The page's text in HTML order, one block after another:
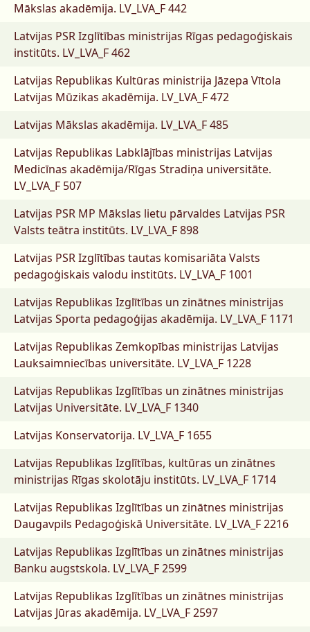
Mākslas akadēmija. LV_LVA_F 442
Latvijas PSR Izglītības ministrijas Rīgas pedagoģiskais
institūts. LV_LVA_F 462
Latvijas Republikas Kultūras ministrija Jāzepa Vītola
Latvijas Mūzikas akadēmija. LV_LVA_F 472
Latvijas Mākslas akadēmija. LV_LVA_F 485
Latvijas Republikas Labklājības ministrijas Latvijas
Medicīnas akadēmija/Rīgas Stradiņa universitāte.
LV_LVA_F 507
Latvijas PSR MP Mākslas lietu pārvaldes Latvijas PSR
Valsts teātra institūts. LV_LVA_F 898
Latvijas PSR Izglītības tautas komisariāta Valsts
pedagoģiskais valodu institūts. LV_LVA_F 1001
Latvijas Republikas Izglītības un zinātnes ministrijas
Latvijas Sporta pedagoģijas akadēmija. LV_LVA_F 1171
Latvijas Republikas Zemkopības ministrijas Latvijas
Lauksaimniecības universitāte. LV_LVA_F 1228
Latvijas Republikas Izglītības un zinātnes ministrijas
Latvijas Universitāte. LV_LVA_F 1340
Latvijas Konservatorija. LV_LVA_F 1655
Latvijas Republikas Izglītības, kultūras un zinātnes
ministrijas Rīgas skolotāju institūts. LV_LVA_F 1714
Latvijas Republikas Izglītības un zinātnes ministrijas
Daugavpils Pedagoģiskā Universitāte. LV_LVA_F 2216
Latvijas Republikas Izglītības un zinātnes ministrijas
Banku augstskola. LV_LVA_F 2599
Latvijas Republikas Izglītības un zinātnes ministrijas
Latvijas Jūras akadēmija. LV_LVA_F 2597